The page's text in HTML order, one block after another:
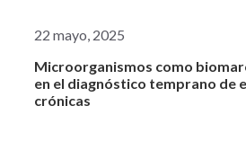
22 mayo, 2025
Microorganismos como
en el diagnóstico temprano de
crónicas